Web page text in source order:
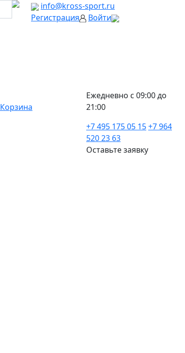
info@kross-sport.ru
Регистрация
Войти
Корзина
Ежедневно с 09:00 до
21:00
+7 495 175 05 15+7 964
520 23 63
Оставьте заявку